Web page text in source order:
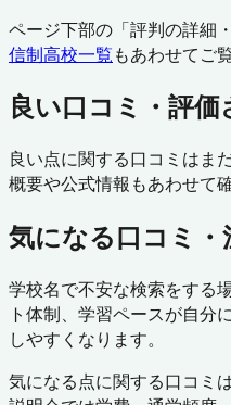
ページ下部の「評判の詳細
信制高校一覧もあわせてご
良い口コミ・評
良い点に関する口コミはま
概要や公式情報もあわせて
気になる口コミ・
学校名で不安な検索をする
ト体制、学習ペースが自分
しやすくなります。
気になる点に関する口コミ